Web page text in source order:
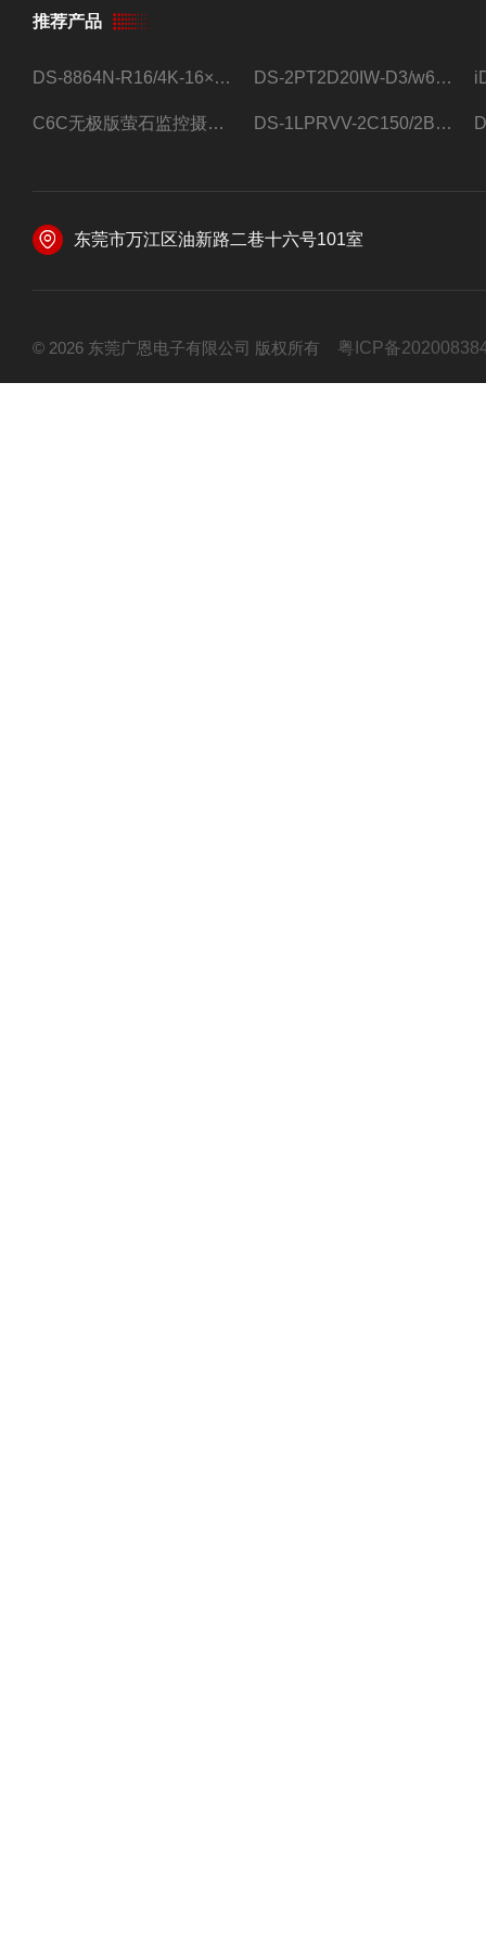
推荐产品
DS-8864N-R16/4K-16×4T/希捷16盘位录像机 DS-2PT2D20IW-D3/w64路高清硬盘录像机
C6C无极版萤石监控摄像头 DS-1LPRVV-2C150/2B监控室外夜视高清电源线护套线200米/卷
东莞市万江区油新路二巷十六号101室
© 2026 东莞广恩电子有限公司 版权所有 粤ICP备